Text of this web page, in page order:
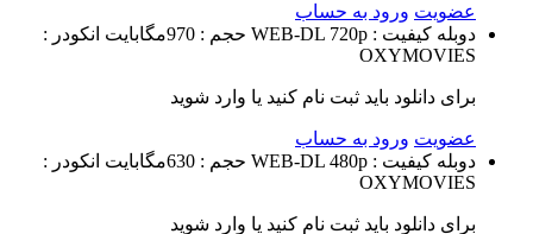
عضویت ورود به حساب
دوبله کیفیت : WEB-DL 720p حجم : 970مگابایت
انکودر :
OXYMOVIES
برای دانلود باید ثبت نام کنید یا وارد شوید
عضویت ورود به حساب
دوبله کیفیت : WEB-DL 480p حجم : 630مگابایت
انکودر :
OXYMOVIES
برای دانلود باید ثبت نام کنید یا وارد شوید